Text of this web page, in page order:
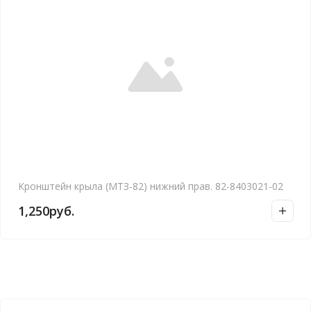
Кронштейн крыла (МТЗ-82) нижний прав. 82-8403021-02
1,250руб.